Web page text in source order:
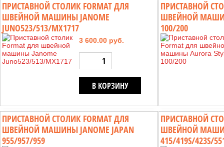
ПРИСТАВНОЙ СТОЛИК FORMAT ДЛЯ
ШВЕЙНОЙ МАШИНЫ JANOME
JUNO523/513/MX1717
3 600.00 руб.
В КОРЗИНУ
ПРИСТАВНОЙ
ШВЕЙНОЙ
100/200
ПРИСТАВНОЙ СТОЛИК FORMAT ДЛЯ
ШВЕЙНОЙ МАШИНЫ JANOME JAPAN
955/957/959
ПРИСТАВНОЙ
ШВЕЙНОЙ
415/419S/423S/